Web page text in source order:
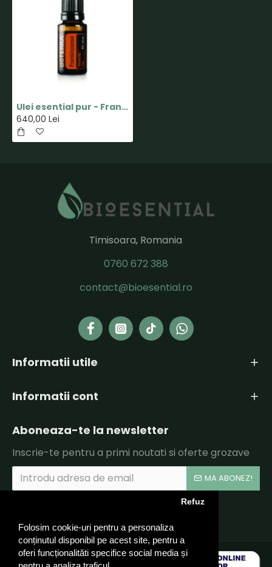
Folosim cookie-uri pentru a personaliza
conținutul disponibil pe acest site, pentru a
oferi funcționalităti specifice social media și
Refuz
Ulei esential pur - Frankincense(Tamaie) - 15ml - doTERRA
640,00 Lei
Timisoara, Romania
0760 672 388
contact@bioesential.ro
Informatii utile
Informatii cont
Aboneaza-te la newsletter
Inscrie-te pentru a primi noutati si oferte grozave
MA ABONEZ!